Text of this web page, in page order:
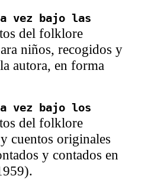
vez bajo las
del folklore
niños, recogidos y
autora, en forma
vez bajo los
del folklore
cuentos originales
y contados en